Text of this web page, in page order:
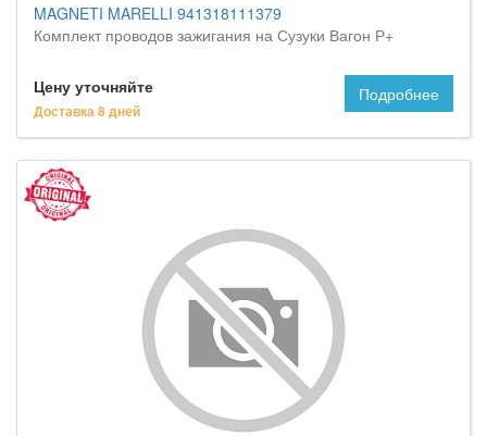
MAGNETI MARELLI 941318111379
Комплект проводов зажигания на Сузуки Вагон Р+
Цену уточняйте
Доставка 8 дней
Подробнее